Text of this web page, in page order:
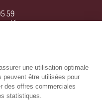
59
une utilisation optimale
peuvent être utilisées pour
des offres commerciales
statistiques.